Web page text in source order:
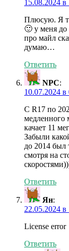
15.08.2024 в
Плюсую. Я
🙂 у меня до
про майл
думаю…
Ответить
NPC:
10.07.2024 в
С R17 по
медленного
качает 11
Забыли
до 2014 был
смотря на
Ответить
Ян:
22.05.2024 в
License error
Ответить